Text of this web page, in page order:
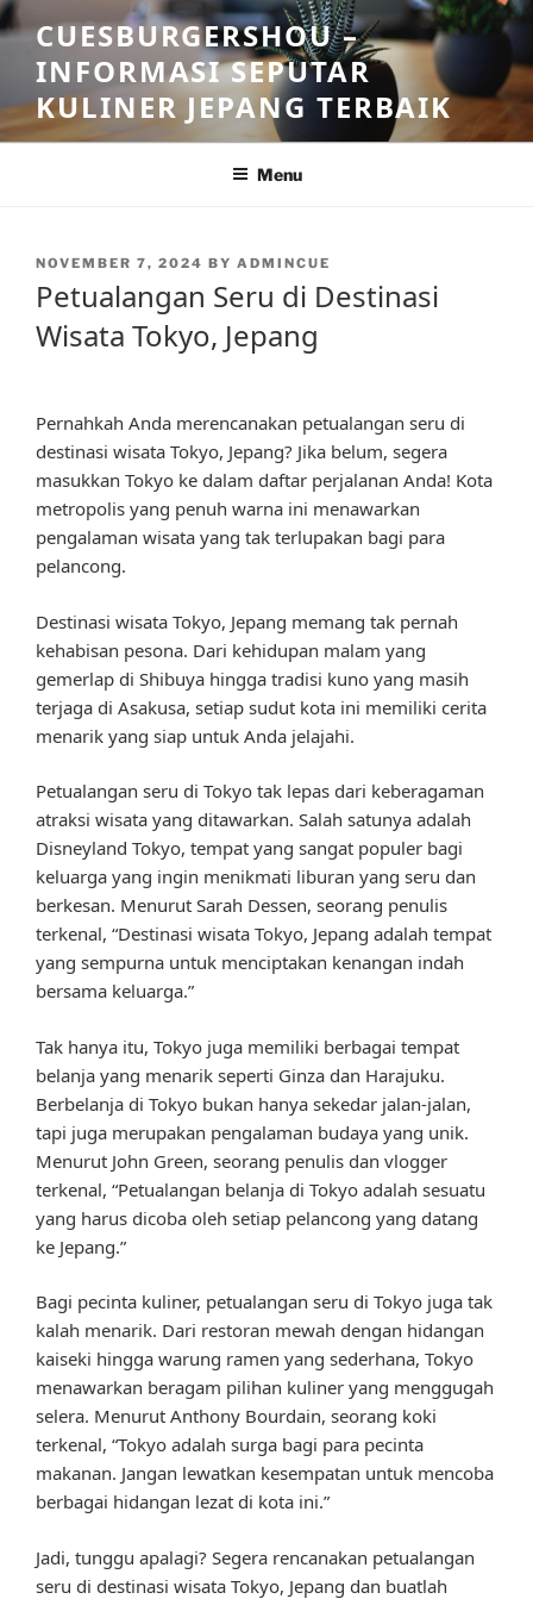
Skip
to
content
CUESBURGERSHOU –
INFORMASI SEPUTAR
KULINER JEPANG TERBAIK
Menu
POSTED
NOVEMBER 7, 2024 BY ADMINCUE
Petualangan Seru di Destinasi
Wisata Tokyo, Jepang
Pernahkah Anda merencanakan petualangan seru di
destinasi wisata Tokyo, Jepang? Jika belum, segera
masukkan Tokyo ke dalam daftar perjalanan Anda! Kota
metropolis yang penuh warna ini menawarkan
pengalaman wisata yang tak terlupakan bagi para
pelancong.
Destinasi wisata Tokyo, Jepang memang tak pernah
kehabisan pesona. Dari kehidupan malam yang
gemerlap di Shibuya hingga tradisi kuno yang masih
terjaga di Asakusa, setiap sudut kota ini memiliki cerita
menarik yang siap untuk Anda jelajahi.
Petualangan seru di Tokyo tak lepas dari keberagaman
atraksi wisata yang ditawarkan. Salah satunya adalah
Disneyland Tokyo, tempat yang sangat populer bagi
keluarga yang ingin menikmati liburan yang seru dan
berkesan. Menurut Sarah Dessen, seorang penulis
terkenal, “Destinasi wisata Tokyo, Jepang adalah tempat
yang sempurna untuk menciptakan kenangan indah
bersama keluarga.”
Tak hanya itu, Tokyo juga memiliki berbagai tempat
belanja yang menarik seperti Ginza dan Harajuku.
Berbelanja di Tokyo bukan hanya sekedar jalan-jalan,
tapi juga merupakan pengalaman budaya yang unik.
Menurut John Green, seorang penulis dan vlogger
terkenal, “Petualangan belanja di Tokyo adalah sesuatu
yang harus dicoba oleh setiap pelancong yang datang
ke Jepang.”
Bagi pecinta kuliner, petualangan seru di Tokyo juga tak
kalah menarik. Dari restoran mewah dengan hidangan
kaiseki hingga warung ramen yang sederhana, Tokyo
menawarkan beragam pilihan kuliner yang menggugah
selera. Menurut Anthony Bourdain, seorang koki
terkenal, “Tokyo adalah surga bagi para pecinta
makanan. Jangan lewatkan kesempatan untuk mencoba
berbagai hidangan lezat di kota ini.”
Jadi, tunggu apalagi? Segera rencanakan petualangan
seru di destinasi wisata Tokyo, Jepang dan buatlah